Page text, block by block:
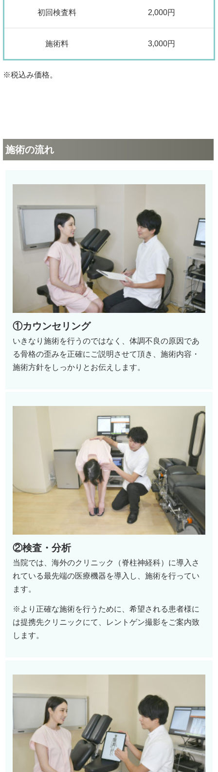
初回検査料 2,000円
施術料 3,000円
※税込み価格。
施術の流れ
①カウンセリング
いきなり施術を行うのではなく、体調不良の原因であ
る骨格の歪みを正確にご説明させて頂き、施術内容・
施術方針をしっかりとお伝えします。
②検査・分析
当院では、海外のクリニック（脊柱神経科）に導入さ
れている最先端の医療機器を導入し、施術を行ってい
ます。
※より正確な施術を行うために、希望される患者様に
は提携先クリニックにて、レントゲン撮影をご案内致
します。